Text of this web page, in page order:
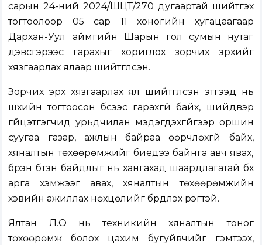
сарын 24-ний 2024/ШЦТ/270 дугаартай шийтгэх
тогтоолоор 05 сар 11 хоногийн хугацаагаар
Дархан-Уул аймгийн Шарын гол сумын нутаг
дэвсгэрээс гарахыг хориглох зорчих эрхийг
хязгаарлах ялаар шийтгүүлсэн.
Зорчих эрх хязгаарлах ял шийтгүүлсэн этгээд нь
шүүхийн тогтоосон бүсээс гарахгүй байх, шийдвэр
гүйцэтгэгчид урьдчилан мэдэгдэхгүйгээр оршин
суугаа газар, ажлын байраа өөрчлөхгүй байх,
хяналтын төхөөрөмжийг биедээ байнга авч явах,
бүрэн бүтэн байдлыг нь хангахад шаардлагатай бүх
арга хэмжээг авах, хяналтын төхөөрөмжийн
хэвийн ажиллах нөхцөлийг бүрдүүлэх үүрэгтэй.
Ялтан Л.О нь техникийн хяналтын тоног
төхөөрөмж болох цахим бугуйвчийг гэмтээх,